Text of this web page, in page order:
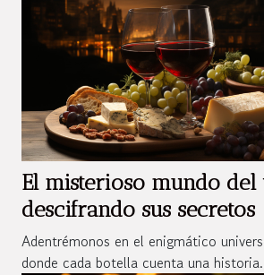
El misterioso mundo del
descifrando sus secretos
Adentrémonos en el enigmático
donde cada botella cuenta una